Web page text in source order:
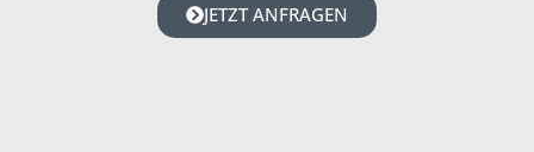
JETZT ANFRAGEN